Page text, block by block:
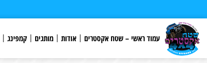
עמוד ראשי – שטח אקסטרים אודות מותגים קמפינג